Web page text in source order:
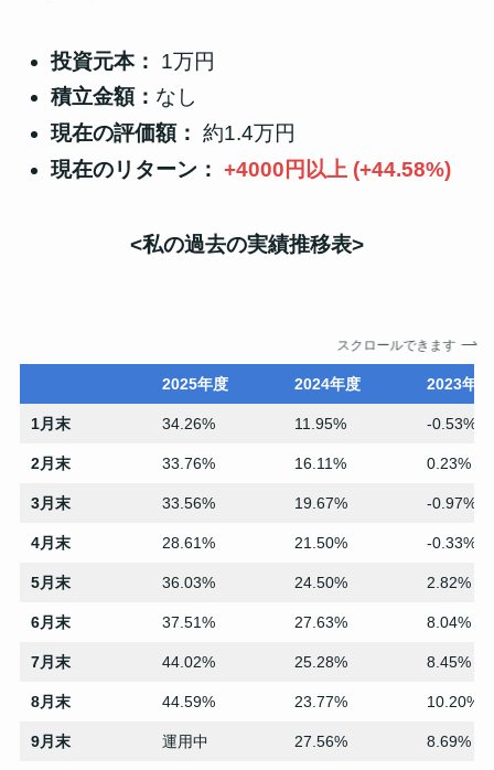
投資元本：
1万円
積立金額： なし
現在の評価額： 約1.4万円
現在のリターン： +4000円以上 (+44.58%)
<私の過去の実績推移表>
スクロールできます
2025年度 2024年度 2023年度
1月末 34.26% 11.95% -0.53%
2月末 33.76% 16.11% 0.23%
3月末 33.56% 19.67% -0.97%
4月末 28.61% 21.50% -0.33%
5月末 36.03% 24.50% 2.82%
6月末 37.51% 27.63% 8.04%
7月末 44.02% 25.28% 8.45%
8月末 44.59% 23.77% 10.20%
9月末 運用中 27.56% 8.69%